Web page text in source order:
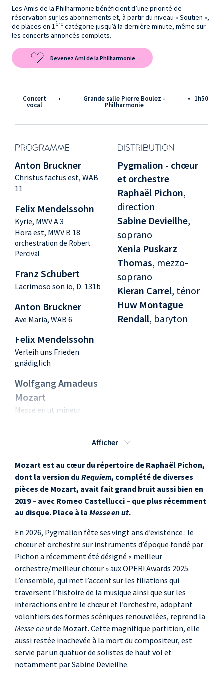
Concert
vocal
• Grande salle Pierre Boulez -
Philharmonie
• 1h50
PROGRAMME DISTRIBUTION
Anton Bruckner
Christus factus est, WAB
11
Felix Mendelssohn
Kyrie, MWV A 3
Hora est, MWV B 18
orchestration de Robert
Percival
Franz Schubert
Lacrimoso son io, D. 131b
Anton Bruckner
Ave Maria, WAB 6
Felix Mendelssohn
Verleih uns Frieden
gnädiglich
Wolfgang Amadeus
Mozart
Messe en ut mineur
Ave Regina Caelorum, MH
Pygmalion - chœur
et orchestre
Raphaël Pichon,
direction
Sabine Devieilhe,
soprano
Xenia Puskarz
Thomas, mezzo-
soprano
Kieran Carrel, ténor
Huw Montague
Rendall, baryton
Afficher
Mozart est au cœur du répertoire de Raphaël Pichon,
dont la version du Requiem, complété de diverses
pièces de Mozart, avait fait grand bruit aussi bien en
2019 – avec Romeo Castellucci – que plus récemment
au disque. Place à la Messe en ut.
En 2026, Pygmalion fête ses vingt ans d’existence : le
chœur et orchestre sur instruments d’époque fondé par
Pichon a récemment été désigné « meilleur
orchestre/meilleur chœur » aux OPER! Awards 2025.
L’ensemble, qui met l’accent sur les filiations qui
traversent l’histoire de la musique ainsi que sur les
interactions entre le chœur et l’orchestre, adoptant
volontiers des formes scéniques renouvelées, reprend la
Messe en utde Mozart. Cette magnifique partition, elle
aussi restée inachevée à la mort du compositeur, est
servie par un quatuor de solistes de haut vol et
notamment par Sabine Devieilhe.
Les Amis de la Philharmonie bénéficient d’une priorité de
réservation sur les abonnements et, à partir du niveau « Soutien »,
de places en 1ère catégorie jusqu’à la dernière minute, même sur
les concerts annoncés complets.
Devenez Ami de la Philharmonie